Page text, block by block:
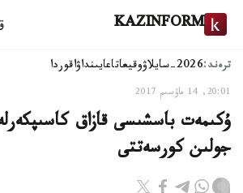
KAZINFORM
ترەند:2026-سايلاۋ وقيعاتاعايىنداۋاقوردا
20:01, 14 ماۋسىم 2017
ۇكىمەت باسشىسى قازاق
جولىن كورسەتتى